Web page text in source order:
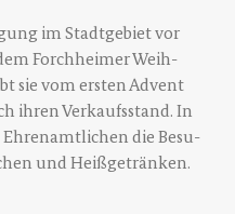
im Stadt­ge­biet vor
Forch­hei­mer Weih­
sie vom ers­ten Advent
ihren Ver­kaufs­stand. In
Ehren­amt­li­chen die Besu­
und Heißgetränken.